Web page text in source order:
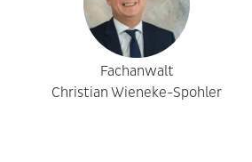
Fachanwalt
Christian Wieneke-Spohler